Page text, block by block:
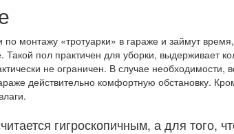
монтажу «тротуарки» в гараже и займут
пол практичен для уборки, выдерживает
не ограничен. В случае необходимости,
действительно комфортную обстановку.
гигроскопичным, а для того,